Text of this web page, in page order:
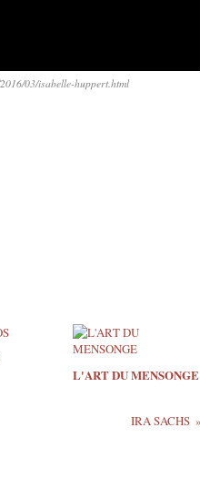
03/isabelle-huppert.html
L'ART DU MENSONGE
IRA SACHS